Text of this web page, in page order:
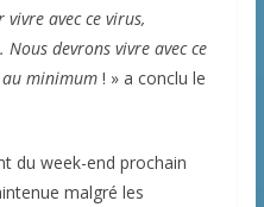
avec ce virus,
devrons vivre avec ce
au minimum! » a conclu le
du week-end prochain
malgré les